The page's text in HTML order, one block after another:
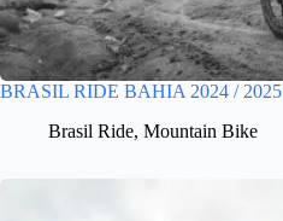
BRASIL RIDE BAHIA 2024 / 2025
Brasil Ride, Mountain Bike